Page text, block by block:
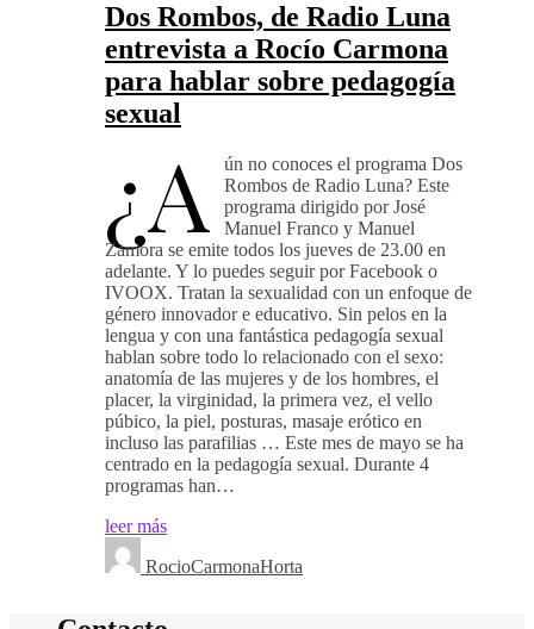
Dos Rombos, de Radio Luna
entrevista a Rocío Carmona
para hablar sobre pedagogía
sexual
¿A
ún no conoces el programa Dos
Rombos de Radio Luna? Este
programa dirigido por José
Manuel Franco y Manuel
Zamora se emite todos los jueves de 23.00 en
adelante. Y lo puedes seguir por Facebook o
IVOOX. Tratan la sexualidad con un enfoque de
género innovador e educativo. Sin pelos en la
lengua y con una fantástica pedagogía sexual
hablan sobre todo lo relacionado con el sexo:
anatomía de las mujeres y de los hombres, el
placer, la virginidad, la primera vez, el vello
púbico, la piel, posturas, masaje erótico en
incluso las parafilias … Este mes de mayo se ha
centrado en la pedagogía sexual. Durante 4
programas han…
leer más
RocioCarmonaHorta